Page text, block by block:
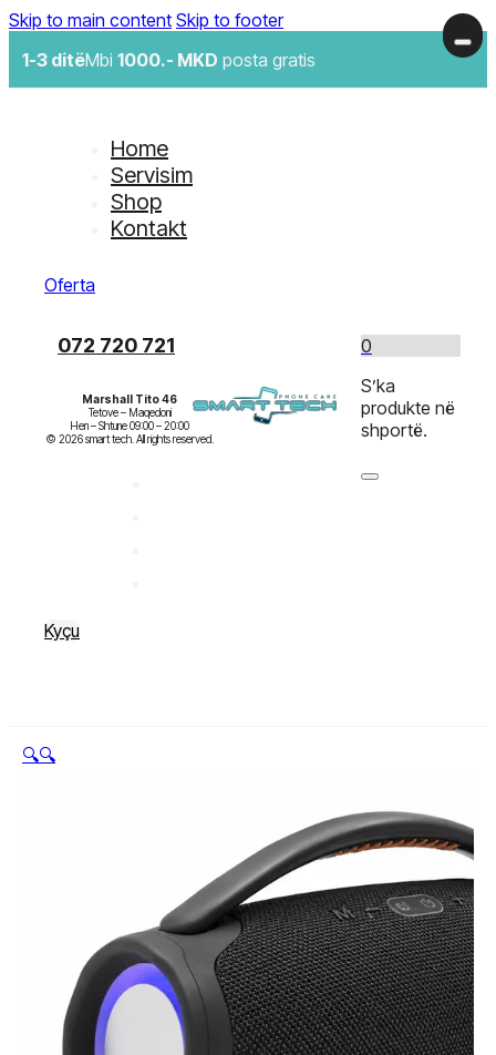
Skip to main content Skip to footer
1-3 ditëMbi 1000.- MKD posta gratis
Home
Servisim
Shop
Kontakt
Oferta
072 720 721
Marshall Tito 46
Tetove – Maqedoni
Hen – Shtune 09:00 – 20:00
Kyçu
0
S’ka
produkte në
shportë.
🔍🔍